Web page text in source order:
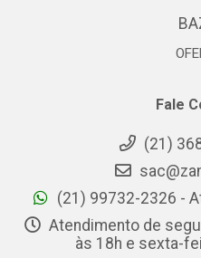
Fale
(21)
(21) 99732-2326 -
Atendimento de
às 18h e sexta-